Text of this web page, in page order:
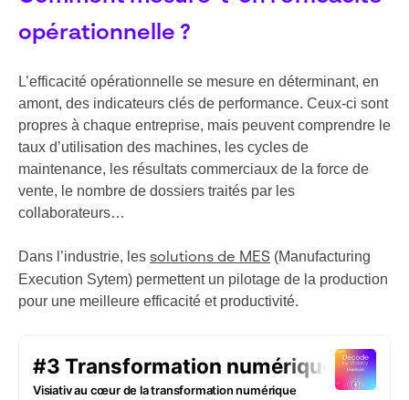
opérationnelle ?
L’efficacité opérationnelle se mesure en déterminant, en
amont, des indicateurs clés de performance. Ceux-ci sont
propres à chaque entreprise, mais peuvent comprendre le
taux d’utilisation des machines, les cycles de
maintenance, les résultats commerciaux de la force de
vente, le nombre de dossiers traités par les
collaborateurs…
Dans l’industrie, les solutions de MES (Manufacturing
Execution Sytem) permettent un pilotage de la production
pour une meilleure efficacité et productivité.